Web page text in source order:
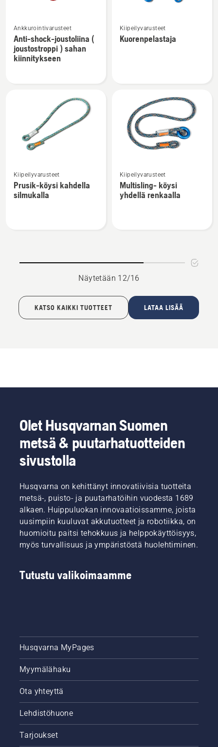
lisätietoja
tuotteesta
Anti-
kiinnitykseen
Ankkurointivarusteet
Anti-shock-joustoliina (
joustostroppi ) sahan
kiinnitykseen
lisätietoja
tuotteesta
Kiipeilyvarusteet
Kuorenpelastaja
lisätietoja
tuotteesta
Prusik-
Kiipeilyvarusteet
Prusik-köysi kahdella
silmukalla
lisätietoja
tuotteesta
Multisling-
Kiipeilyvarusteet
Multisling- köysi
yhdellä renkaalla
Näytetään 12/16
KATSO KAIKKI TUOTTEET LATAA LISÄÄ
Olet Husqvarnan Suomen
metsä & puutarhatuotteiden
sivustolla
Husqvarna on kehittänyt innovatiivisia tuotteita
metsä-, puisto- ja puutarhatöihin vuodesta 1689
alkaen. Huippuluokan innovaatioissamme, joista
uusimpiin kuuluvat akkutuotteet ja robotiikka, on
huomioitu paitsi tehokkuus ja helppokäyttöisyys,
myös turvallisuus ja ympäristöstä huolehtiminen.
Tutustu valikoimaamme
Husqvarna MyPages
Myymälähaku
Ota yhteyttä
Lehdistöhuone
Tarjoukset